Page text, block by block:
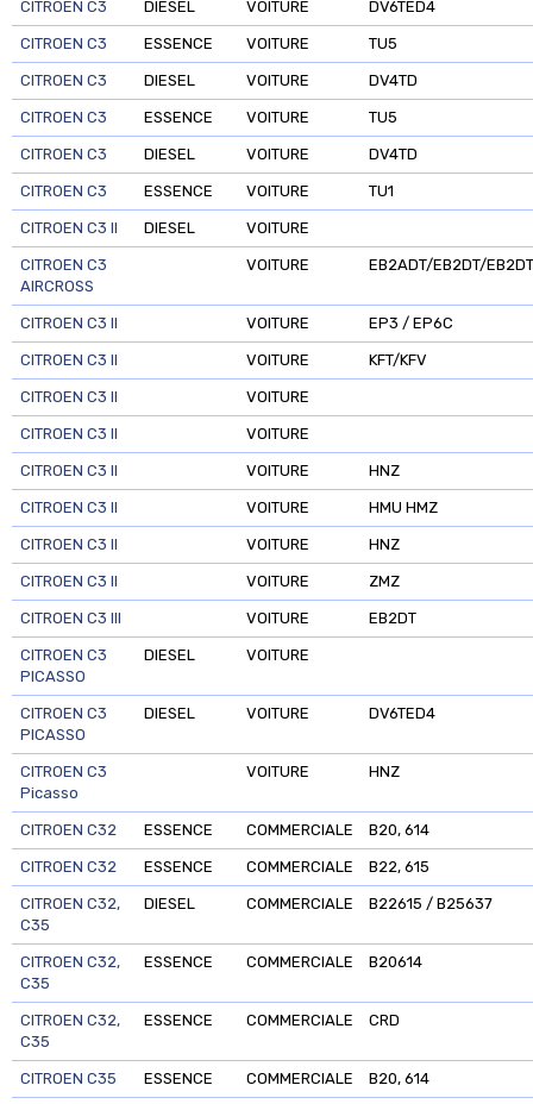
CITROEN C3 DIESEL VOITURE DV6TED4
CITROEN C3 ESSENCE VOITURE TU5
CITROEN C3 DIESEL VOITURE DV4TD
CITROEN C3 ESSENCE VOITURE TU5
CITROEN C3 DIESEL VOITURE DV4TD
CITROEN C3 ESSENCE VOITURE TU1
CITROEN C3 II DIESEL VOITURE
CITROEN C3
AIRCROSS
VOITURE EB2ADT/EB2DT/
CITROEN C3 II VOITURE EP3 / EP6C
CITROEN C3 II VOITURE KFT/KFV
CITROEN C3 II VOITURE
CITROEN C3 II VOITURE
CITROEN C3 II VOITURE HNZ
CITROEN C3 II VOITURE HMU HMZ
CITROEN C3 II VOITURE HNZ
CITROEN C3 II VOITURE ZMZ
CITROEN C3 III VOITURE EB2DT
CITROEN C3
PICASSO
DIESEL VOITURE
CITROEN C3
PICASSO
DIESEL VOITURE DV6TED4
CITROEN C3
Picasso
VOITURE HNZ
CITROEN C32 ESSENCE COMMERCIALE B20, 614
CITROEN C32 ESSENCE COMMERCIALE B22, 615
CITROEN C32,
C35
DIESEL COMMERCIALE B22615 / B25637
CITROEN C32,
C35
ESSENCE COMMERCIALE B20614
CITROEN C32,
C35
ESSENCE COMMERCIALE CRD
CITROEN C35 ESSENCE COMMERCIALE B20, 614